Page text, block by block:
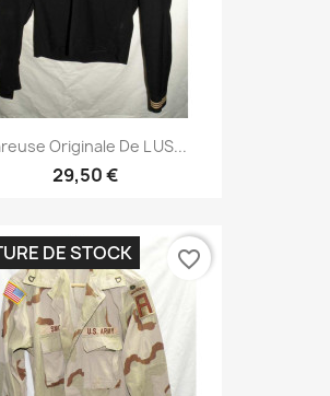
Originale De L US...
29,50 €
DE STOCK favorite_border